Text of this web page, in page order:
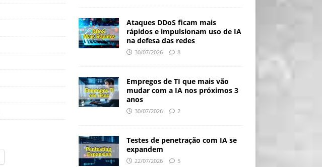
Ataques DDoS ficam mais
rápidos e impulsionam uso de IA
na defesa das redes
30/07/2026 8
Empregos de TI que mais vão
mudar com a IA nos próximos 3
anos
30/07/2026 2
Testes de penetração com IA se
expandem
22/07/2026 5